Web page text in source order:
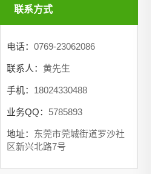
联系方式
电话： 0769-23062086
联系人： 黄先生
手机： 18024330488
业务QQ： 5785893
地址： 东莞市莞城街道罗沙社
区新兴北路7号